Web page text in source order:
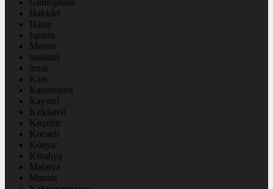
Gümüşhane
Hakkâri
Hatay
Isparta
Mersin
istanbul
izmir
Kars
Kastamonu
Kayseri
Kırklareli
Kırşehir
Kocaeli
Konya
Kütahya
Malatya
Manisa